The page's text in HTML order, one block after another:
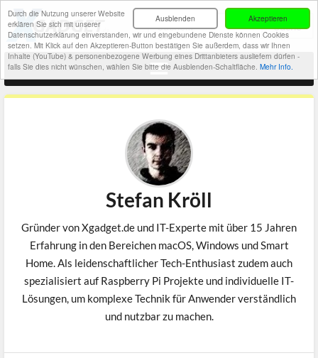
Akzeptieren
Ausblenden
Durch die Nutzung unserer Website
erklären Sie sich mit unserer
Datenschutzerklärung einverstanden, wir und eingebundene Dienste können Cookies
setzen. Mit Klick auf den Akzeptieren-Button bestätigen Sie außerdem, dass wir Ihnen
Inhalte (YouTube) & personenbezogene Werbung eines Drittanbieters ausliefern dürfen -
falls Sie dies nicht wünschen, wählen Sie bitte die Ausblenden-Schaltfläche. Mehr Info.
Stefan Kröll
Gründer von Xgadget.de und IT-Experte mit über 15 Jahren
Erfahrung in den Bereichen macOS, Windows und Smart
Home. Als leidenschaftlicher Tech-Enthusiast zudem auch
spezialisiert auf Raspberry Pi Projekte und individuelle IT-
Lösungen, um komplexe Technik für Anwender verständlich
und nutzbar zu machen.